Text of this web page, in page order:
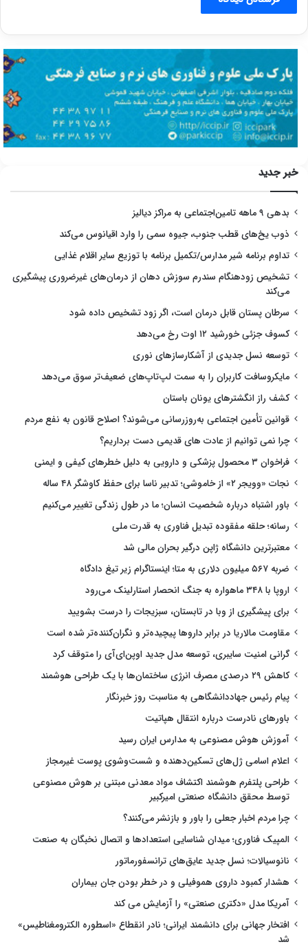
خبر جدید
بدهی ۹ ماهه تامین‌اجتماعی به مراکز دیالیز
ذوب یخ‌های قطب جنوب، جیوه سمی را وارد اقیانوس می‌کند
تداوم برنامه شیر مدارس/تکمیل برنامه با توزیع سایر اقلام غذایی
تشخیص زودهنگام سندرم سوزش دهان از درمان‌های غیرضروری پیشگیری
می‌کند
سرطان پستان قابل درمان است، اگر زود تشخیص داده شود
کسوف جزئی خورشید ۱۲ اوت رخ می‌دهد
توسعه نسل جدیدی از آشکارسازهای نوری
مایکروسافت کاربران را به سمت لپ‌تاپ‌های ضعیف‌تر سوق می‌دهد
کشف راز انگشترهای یونان باستان
قوانین تأمین اجتماعی به‌روزرسانی می‌شوند؟ اصلاح قانون به نفع مردم
چرا نمی توانیم از عادت های قدیمی دست برداریم؟
فراخوان ۳ محصول پزشکی و دارویی به دلیل خطرهای کیفی و ایمنی
نجات «وویجر ۲» از خاموشی؛ تدبیر ناسا برای حفظ کاوشگر ۴۸ ساله
باور اشتباه درباره شخصیت انسان؛ ما در طول زندگی تغییر می‌کنیم
رسانه؛ حلقه مفقوده تبدیل فناوری به قدرت ملی
معتبرترین دانشگاه ژاپن درگیر بحران مالی شد
ضربه ۵۶۷ میلیون دلاری به متا؛ اینستاگرام زیر تیغ دادگاه
اروپا با ۳۴۸ ماهواره به جنگ انحصار استارلینک می‌رود
برای پیشگیری از وبا در تابستان، سبزیجات را درست بشویید
مقاومت مالاریا در برابر داروها پیچیده‌تر و نگران‌کننده‌تر شده است
گرانی امنیت سایبری، توسعه مدل جدید اوپن‌ای‌آی را متوقف کرد
کاهش ۲۹ درصدی مصرف انرژی ساختمان‌ها با یک طراحی هوشمند
پیام رئیس جهاددانشگاهی به مناسبت روز خبرنگار
باورهای نادرست درباره انتقال هپاتیت
آموزش هوش مصنوعی به مدارس ایران رسید
اعلام اسامی ژل‌های تسکین‌دهنده و شست‌وشوی پوست غیرمجاز
طراحی پلتفرم هوشمند اکتشاف مواد معدنی مبتنی بر هوش مصنوعی
توسط محقق دانشگاه صنعتی امیرکبیر
چرا مردم اخبار جعلی را باور و بازنشر می‌کنند؟
المپیک فناوری؛ میدان شناسایی استعدادها و اتصال نخبگان به صنعت
نانوسیالات؛ نسل جدید عایق‌های ترانسفورماتور
هشدار کمبود داروی هموفیلی و در خطر بودن جان بیماران
آمریکا مدل «دکتری صنعتی» را آزمایش می کند
افتخار جهانی برای دانشمند ایرانی؛ نادر انقطاع «اسطوره الکترومغناطیس»
شد